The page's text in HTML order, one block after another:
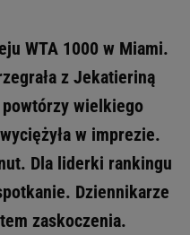
WTA 1000 w Miami.
z Jekatieriną
wielkiego
w imprezie.
Dla liderki rankingu
Dziennikarze
zaskoczenia.